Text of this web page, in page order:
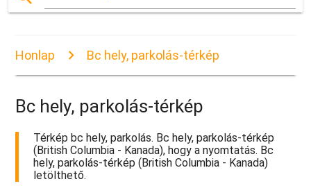
Honlap Bc hely, parkolás-térkép
Bc hely, parkolás-térkép
Térkép bc hely, parkolás. Bc hely, parkolás-térkép
(British Columbia - Kanada), hogy a nyomtatás. Bc
hely, parkolás-térkép (British Columbia - Kanada)
letölthető.